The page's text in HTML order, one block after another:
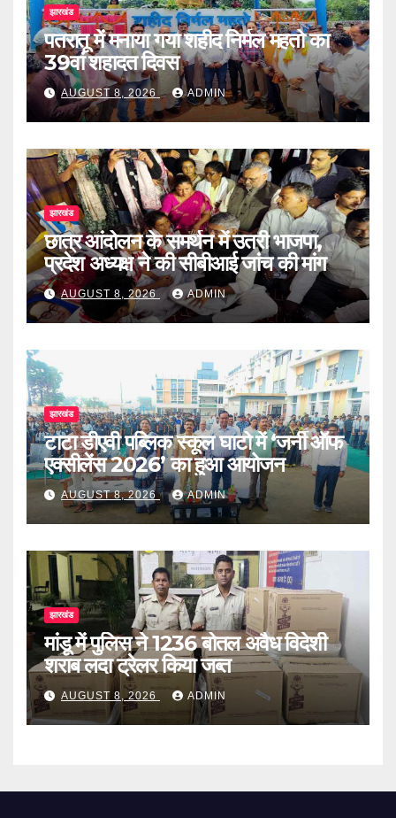
झारखंड
पतरातू में मनाया गया शहीद निर्मल महतो का
39वां शहादत दिवस
AUGUST 8, 2026 ADMIN
झारखंड
छात्र आंदोलन के समर्थन में उतरी भाजपा,
प्रदेश अध्यक्ष ने की सीबीआई जांच की मांग
AUGUST 8, 2026 ADMIN
झारखंड
टाटा डीएवी पब्लिक स्कूल घाटो में ‘जर्नी ऑफ
एक्सीलेंस 2026’ का हुआ आयोजन
AUGUST 8, 2026 ADMIN
झारखंड
मांडू में पुलिस ने 1236 बोतल अवैध विदेशी
शराब लदा ट्रेलर किया जब्त
AUGUST 8, 2026 ADMIN